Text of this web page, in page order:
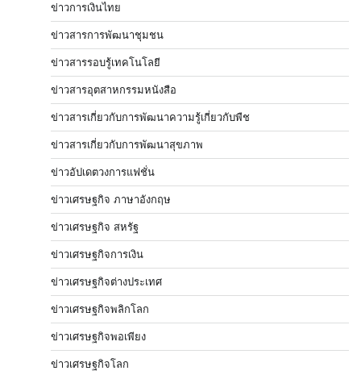
ข่าวการเงินไทย
ข่าวสารการพัฒนาชุมชน
ข่าวสารรอบรู้เทคโนโลยี
ข่าวสารอุตสาหกรรมหนังสือ
ข่าวสารเกี่ยวกับการพัฒนาความรู้เกี่ยวกับพืช
ข่าวสารเกี่ยวกับการพัฒนาสุขภาพ
ข่าวอัปเดตวงการแฟชั่น
ข่าวเศรษฐกิจ ภาษาอังกฤษ
ข่าวเศรษฐกิจ สหรัฐ
ข่าวเศรษฐกิจการเงิน
ข่าวเศรษฐกิจต่างประเทศ
ข่าวเศรษฐกิจพลิกโลก
ข่าวเศรษฐกิจพอเพียง
ข่าวเศรษฐกิจโลก